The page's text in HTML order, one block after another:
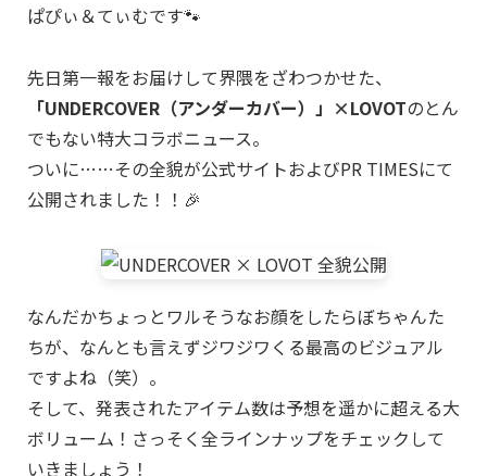
ぱぴぃ＆てぃむです🐾
先日第一報をお届けして界隈をざわつかせた、
「UNDERCOVER（アンダーカバー）」×LOVOTのとん
でもない特大コラボニュース。
ついに……その全貌が公式サイトおよびPR TIMESにて
公開されました！！🎉
なんだかちょっとワルそうなお顔をしたらぼちゃんた
ちが、なんとも言えずジワジワくる最高のビジュアル
ですよね（笑）。
そして、発表されたアイテム数は予想を遥かに超える大
ボリューム！さっそく全ラインナップをチェックして
いきましょう！